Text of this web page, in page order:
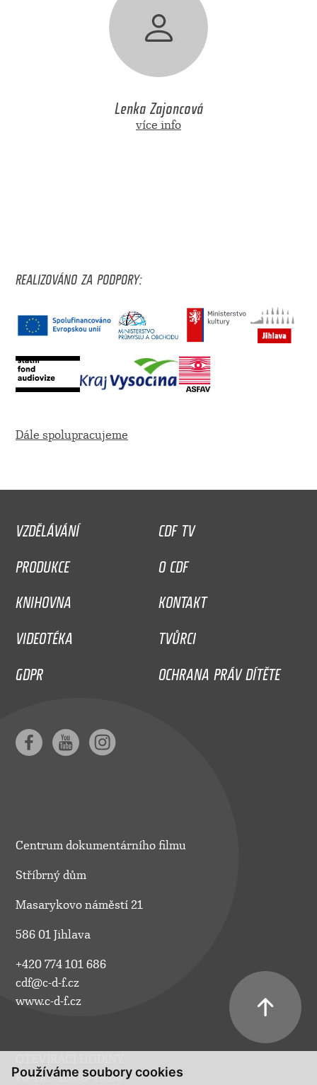
Používáme soubory cookies
Lenka Zajoncová
více info
REALIZOVÁNO ZA PODPORY:
Dále spolupracujeme
VZDĚLÁVÁNÍ
CDF TV
PRODUKCE
O CDF
KNIHOVNA
KONTAKT
VIDEOTÉKA
TVŮRCI
GDPR
OCHRANA PRÁV DÍTĚTE
Centrum dokumentárního filmu
Stříbrný dům
Masarykovo náměstí 21
586 01 Jihlava
+420 774 101 686
cdf@c-d-f.cz
www.c-d-f.cz
Po–Pá:
10.00–18.00